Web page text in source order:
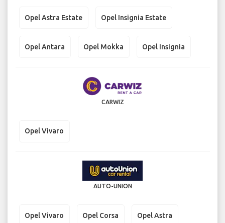
Opel Astra Estate Opel Insignia Estate
Opel Antara Opel Mokka Opel Insignia
CARWIZ
Opel Vivaro
AUTO-UNION
Opel Vivaro Opel Corsa Opel Astra